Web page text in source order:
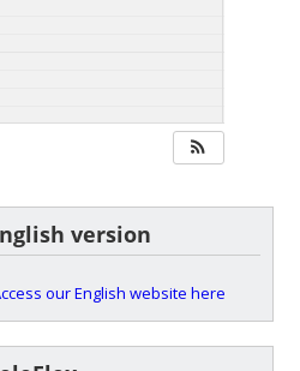
version
our English website here